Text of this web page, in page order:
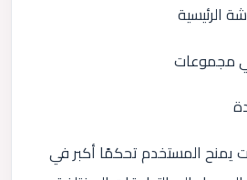
الرئيسية
مجموعات
يمنح المستخدم تحكمًا أكبر في